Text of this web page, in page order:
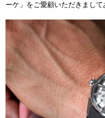
ーケ」をご愛顧いただきまして